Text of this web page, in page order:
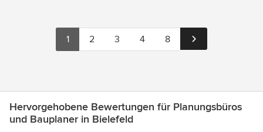
1 2 3 4 8
Hervorgehobene Bewertungen für Planungsbüros
und Bauplaner in Bielefeld